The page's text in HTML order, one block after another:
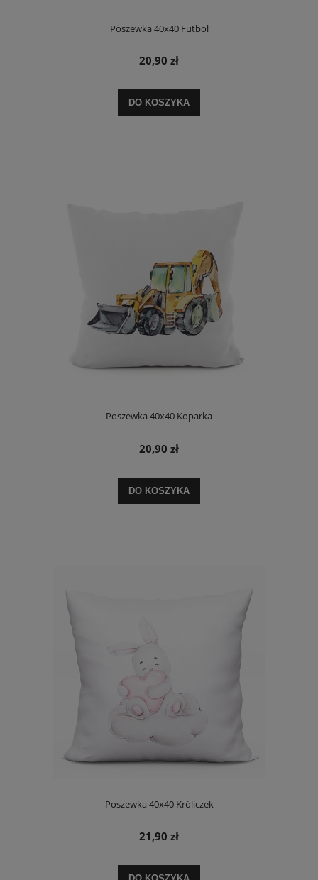
Poszewka 40x40 Futbol
20,90 zł
DO KOSZYKA
Poszewka 40x40 Koparka
20,90 zł
DO KOSZYKA
Poszewka 40x40 Króliczek
21,90 zł